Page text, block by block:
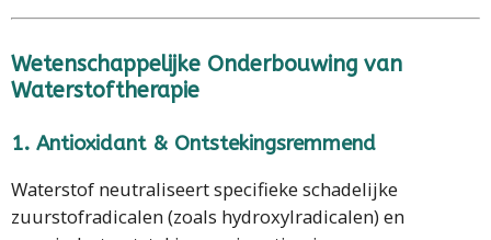
Wetenschappelijke Onderbouwing van
Waterstoftherapie
1. Antioxidant & Ontstekingsremmend
Waterstof neutraliseert specifieke schadelijke
zuurstofradicalen (zoals hydroxylradicalen) en